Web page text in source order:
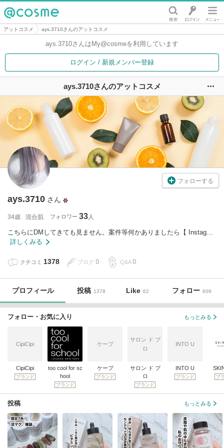
@cosme
アットコスメ ays.3710さんのアットコスメ
ays.3710さんは My@cosmeを利用しています
ログイン / 新規メンバー登録
ays.3710さんのアットコスメ
フォローする
ays.3710 さん
34歳 混合肌 フォロワー 33
こちらにDMしてきても見ません。案件等何かありましたら【 Instag…
詳しくみる
クチコミ 1378 ブログ 0 Q&A 0
プロフィール 投稿 1378 Like 62 フォロー 609
フォロー・お気に入り もっとみる
CipiCipi
CipiCipi
ブランド
too cool for sc
hool
ブランド
ケープ
ケープ
ブランド
サロン ド プ
ロ
サロン ド プ
ロ
ブランド
INTO U
INTO U
ブランド ブ
投稿 もっとみる